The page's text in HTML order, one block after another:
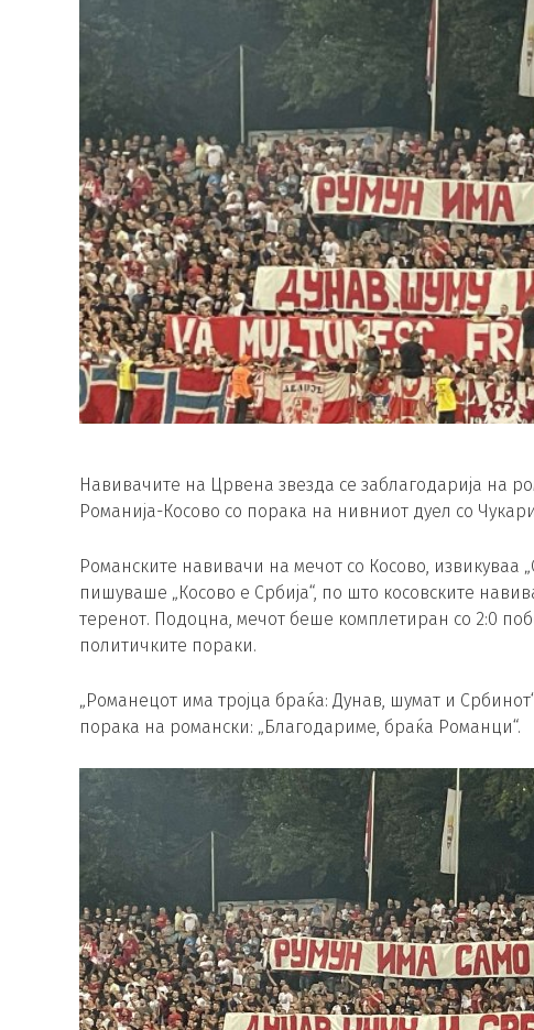
Навивачите на Црвена звезда се заблагодарија на
Романија-Косово со порака на нивниот дуел со
Романските навивачи на мечот со Косово, извикуваа
пишуваше „Косово е Србија“, по што косовските
теренот. Подоцна, мечот беше комплетиран со 2:0
политичките пораки.
„Романецот има тројца браќа: Дунав, шумат и
порака на романски: „Благодариме, браќа Романци“.